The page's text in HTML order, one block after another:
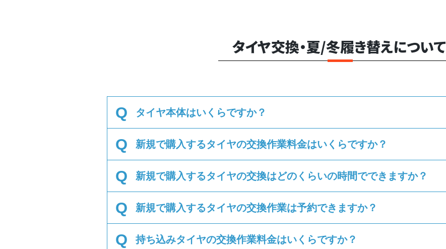
タイヤ交換・夏/冬履き替えについて
Q タイヤ本体はいくらですか？
Q 新規で購入するタイヤの交換作業料金はいくらですか？
Q 新規で購入するタイヤの交換はどのくらいの時間でできますか？
Q 新規で購入するタイヤの交換作業は予約できますか？
Q 持ち込みタイヤの交換作業料金はいくらですか？